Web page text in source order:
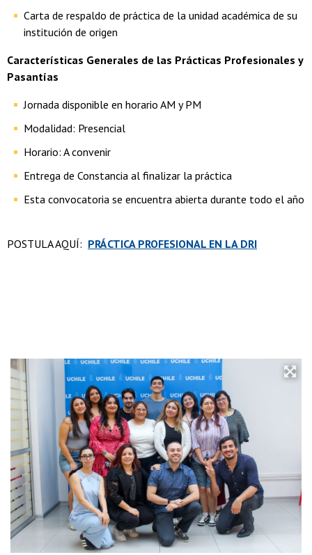
Carta de respaldo de práctica de la unidad académica de su
institución de origen
Características Generales de las Prácticas Profesionales y
Pasantías
Jornada disponible en horario AM y PM
Modalidad: Presencial
Horario: A convenir
Entrega de Constancia al finalizar la práctica
Esta convocatoria se encuentra abierta durante todo el año
POSTULA AQUÍ: PRÁCTICA PROFESIONAL EN LA DRI